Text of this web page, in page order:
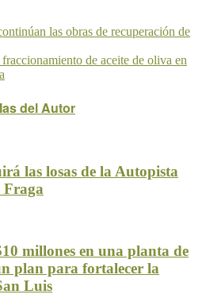
las obras de recuperación de
de aceite de oliva en
del Autor
las losas de la Autopista
Fraga
millones en una planta de
plan para fortalecer la
Luis